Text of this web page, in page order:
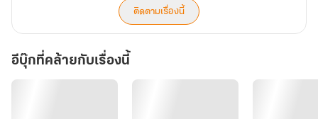
ติดตามเรื่องนี้
อีบุ๊กที่คล้ายกับเรื่องนี้